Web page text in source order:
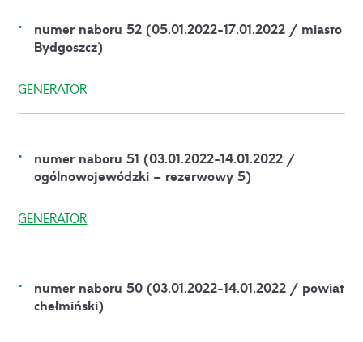
numer naboru 52 (05.01.2022-17.01.2022 / miasto
Bydgoszcz)
GENERATOR
numer naboru 51 (03.01.2022-14.01.2022 /
ogólnowojewódzki – rezerwowy 5)
GENERATOR
numer naboru 50 (03.01.2022-14.01.2022 / powiat
chełmiński)